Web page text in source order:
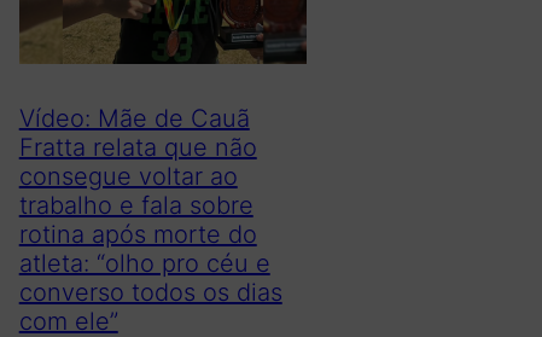
Vídeo: Mãe de Cauã
Fratta relata que não
consegue voltar ao
trabalho e fala sobre
rotina após morte do
atleta: “olho pro céu e
converso todos os dias
com ele”